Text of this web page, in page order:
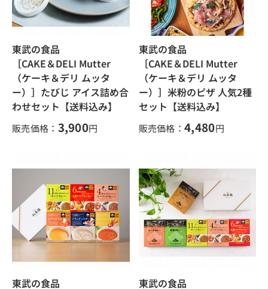
東武の食品
［CAKE＆DELI Mutter
（ケーキ＆デリ ムッタ
ー）］たびじ アイス詰め合
わせセット【送料込み】
販売価格： 3,900円
東武の食品
［CAKE＆DELI Mutter
（ケーキ＆デリ ムッタ
ー）］米粉のピザ 人気2種
セット【送料込み】
販売価格： 4,480円
東武の食品
東武の食品